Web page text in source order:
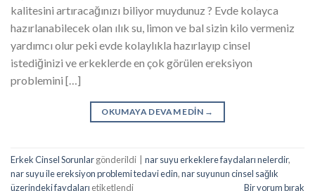
kalitesini artıracağınızı biliyor muydunuz ? Evde kolayca
hazırlanabilecek olan ılık su, limon ve bal sizin kilo vermeniz
yardımcı olur peki evde kolaylıkla hazırlayıp cinsel
istediğinizi ve erkeklerde en çok görülen ereksiyon
problemini […]
OKUMAYA DEVAM EDIN →
Erkek Cinsel Sorunlargönderildi nar suyu erkeklere faydaları nelerdir,
nar suyu ile ereksiyon problemi tedavi edin,nar suyunun cinsel sağlık
üzerindeki faydaları etiketlendi Bir yorum bırak